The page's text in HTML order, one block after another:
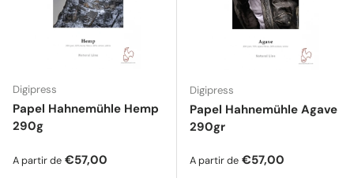
Digipress
Papel Hahnemühle Hemp
290g
Preço normal
A partir de €57,00
Digipress
Papel Hahnemühle Agave
290gr
Preço normal
A partir de €57,00